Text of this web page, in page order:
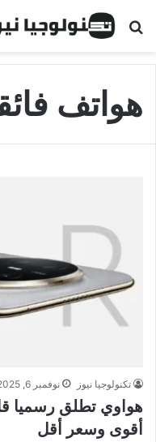
البحث عن
هواتف
تكنولوجيا نيوز نوفمبر 6, 2025
أقوى وسعر أقل